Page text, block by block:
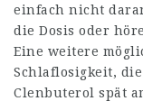
einfach nicht
die Dosis oder
Eine weitere
Schlaflosigkeit,
Clenbuterol spät